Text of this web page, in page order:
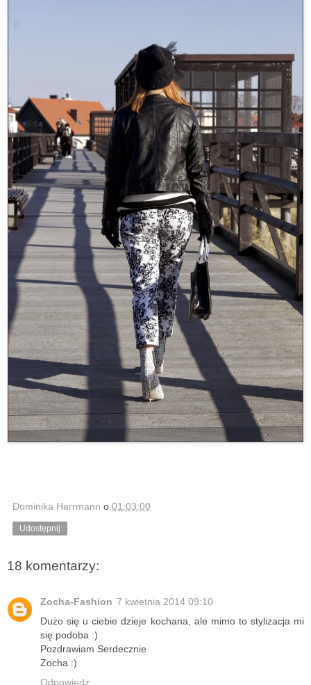
Dominika Herrmann o 01:03:00
Udostępnij
18 komentarzy:
Zocha-Fashion 7 kwietnia 2014 09:10
Dużo się u ciebie dzieje kochana, ale mimo to stylizacja mi
się podoba :)
Pozdrawiam Serdecznie
Zocha :)
Odpowiedz